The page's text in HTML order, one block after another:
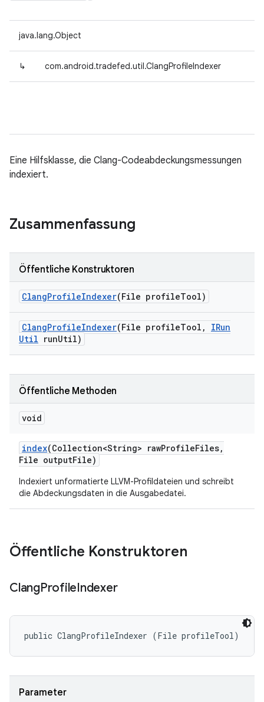
java.lang.Object
↳ com.android.tradefed.util.ClangProfileIndexer
Eine Hilfsklasse, die Clang-Codeabdeckungsmessungen
indexiert.
Zusammenfassung
Öffentliche Konstruktoren
ClangProfileIndexer(File profileTool)
ClangProfileIndexer(File profileTool ,
IRun
Util runUtil)
Öffentliche Methoden
void
index(Collection<String> rawProfileFiles,
File outputFile)
Indexiert unformatierte LLVM-Profildateien und schreibt
die Abdeckungsdaten in die Ausgabedatei.
Öffentliche Konstruktoren
ClangProfileIndexer
public ClangProfileIndexer (File profileTool)
Parameter